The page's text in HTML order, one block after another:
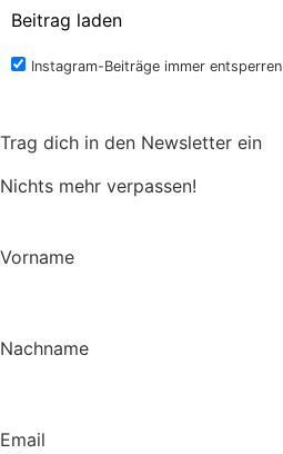
Beitrag laden
Instagram-Beiträge immer entsperren
Trag dich in den Newsletter ein
Nichts mehr verpassen!
Vorname
Nachname
Email